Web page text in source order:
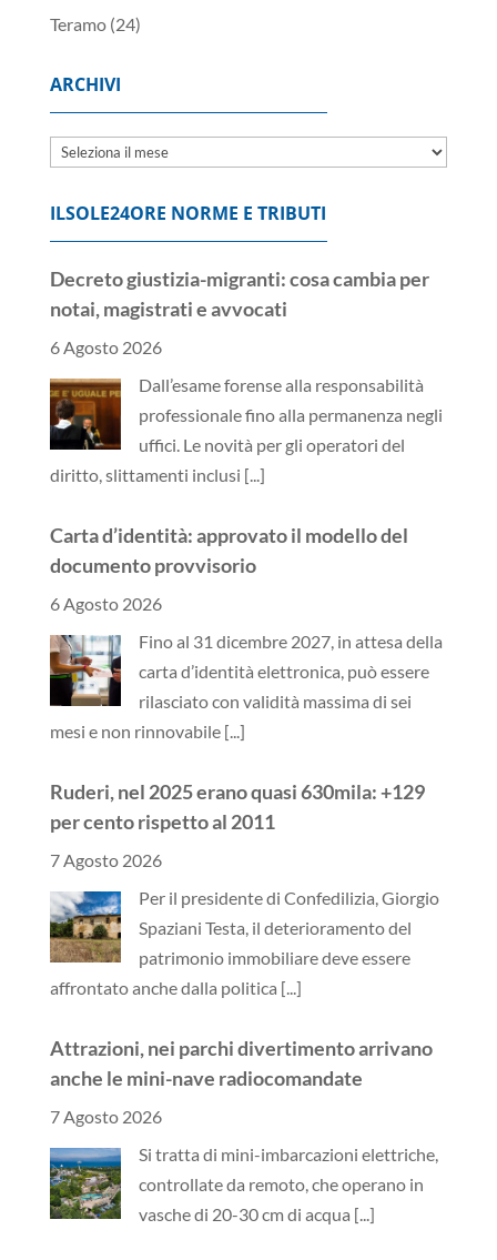
Teramo(24)
ARCHIVI
Archivi
ILSOLE24ORE NORME E TRIBUTI
Decreto giustizia-migranti: cosa cambia per
notai, magistrati e avvocati
6 Agosto 2026
Dall’esame forense alla responsabilità
professionale fino alla permanenza negli
uffici. Le novità per gli operatori del
diritto, slittamenti inclusi [...]
Carta d’identità: approvato il modello del
documento provvisorio
6 Agosto 2026
Fino al 31 dicembre 2027, in attesa della
carta d’identità elettronica, può essere
rilasciato con validità massima di sei
mesi e non rinnovabile [...]
Ruderi, nel 2025 erano quasi 630mila: +129
per cento rispetto al 2011
7 Agosto 2026
Per il presidente di Confedilizia, Giorgio
Spaziani Testa, il deterioramento del
patrimonio immobiliare deve essere
affrontato anche dalla politica [...]
Attrazioni, nei parchi divertimento arrivano
anche le mini-nave radiocomandate
7 Agosto 2026
Si tratta di mini-imbarcazioni elettriche,
controllate da remoto, che operano in
vasche di 20-30 cm di acqua [...]